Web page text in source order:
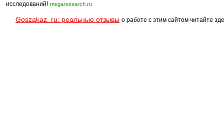
исследований! megaresearch.ru
Goszakaz. ru: реальные отзывы о работе с этим сайтом читайте